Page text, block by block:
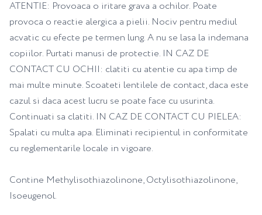
ATENTIE: Provoaca o iritare grava a ochilor. Poate
provoca o reactie alergica a pielii. Nociv pentru mediul
acvatic cu efecte pe termen lung. A nu se lasa la indemana
copiilor. Purtati manusi de protectie. IN CAZ DE
CONTACT CU OCHII: clatiti cu atentie cu apa timp de
mai multe minute. Scoateti lentilele de contact, daca este
cazul si daca acest lucru se poate face cu usurinta.
Continuati sa clatiti. IN CAZ DE CONTACT CU PIELEA:
Spalati cu multa apa. Eliminati recipientul in conformitate
cu reglementarile locale in vigoare.
Contine Methylisothiazolinone, Octylisothiazolinone,
Isoeugenol.